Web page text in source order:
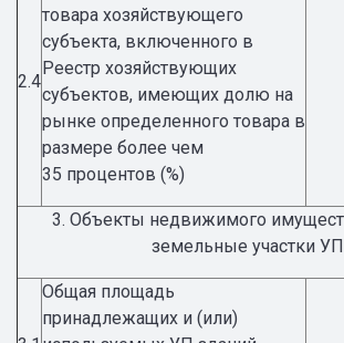
2.4
товара хозяйствующего
субъекта, включенного в
Реестр хозяйствующих
субъектов, имеющих долю на
рынке определенного товара в
размере более чем
35 процентов (%)
3. Объекты недвижимого
земельные участки УП
Общая площадь
принадлежащих и (или)